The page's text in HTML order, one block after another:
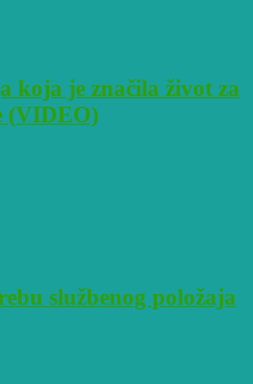
koja je značila život za
(VIDEO)
službenog položaja